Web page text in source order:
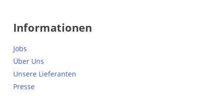
Informationen
Jobs
Über Uns
Unsere Lieferanten
Presse